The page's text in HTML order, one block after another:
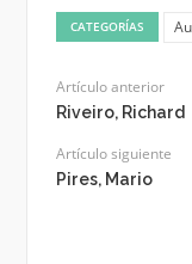
CATEGORÍAS
Artículo anterior
Riveiro, Richard
Artículo siguiente
Pires, Mario